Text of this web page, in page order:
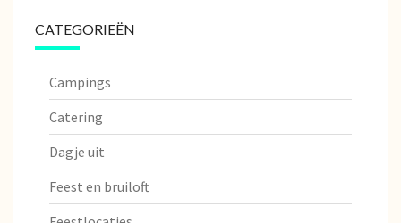
CATEGORIEËN
Campings
Catering
Dagje uit
Feest en bruiloft